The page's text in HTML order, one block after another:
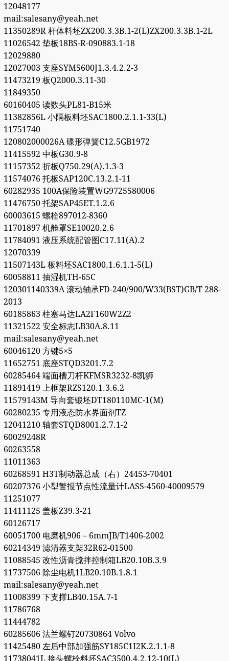
12048177
mail:salesany@yeah.net
11350289R 杆体料坯ZX200.3.3B.1-2(L)ZX200.3.3B.1-2L
11026542 垫板18BS-R-090883.1-18
12029880
12027003 支座SYM5600J1.3.4.2.2-3
11473219 板Q2000.3.11-30
11849350
60160405 读数头PL81-B15米
11382856L 小隔板料坯SAC1800.2.1.1-33(L)
11751740
120802000026A 碟形弹簧C12.5GB1972
11415592 中板G30.9-8
11157352 折板Q750.29(A).1.3-3
11574076 托板SAP120C.13.2.1-11
60282935 100A保险装置WG9725580006
11476750 托架SAP45ET.1.2.6
60003615 螺栓897012-8360
11701897 机舱罩SE10020.2.6
11784091 液压系统配管图C17.11(A).2
12070339
11507143L 板料坯SAC1800.1.6.1.1-5(L)
60058811 抽湿机TH-65C
120301140339A 滚动轴承FD-240/900/W33(BST)GB/T 288-
2013
60185863 柱塞马达LA2F160W2Z2
11321522 安全标志LB30A.8.11
mail:salesany@yeah.net
60046120 方键5×5
11652751 底座STQD3201.7.2
60285464 端面槽刀杆KFMSR3232-8凯狮
11891419 上框架RZS120.1.3.6.2
11579143M 导向套锻坯DT180110MC-1(M)
60280235 专用液态防水界面剂TZ
12041210 轴套STQD8001.2.7.1-2
60029248R
60263558
11011363
60268591 H3T制动器总成（右）24453-70401
60207376 小型警报节点性流量计LASS-4560-40009579
11251077
11411125 盖板Z39.3-21
60126717
60051700 电磨机906－6mmJB/T1406-2002
60214349 滤清器支架32R62-01500
11088545 改性沥青搅拌控制箱LB20.10B.3.9
11737506 除尘电机1LB20.10B.1.8.1
mail:salesany@yeah.net
11008399 下支撑LB40.15A.7-1
11786768
11444782
60285606 法兰螺钉20730864 Volvo
11425480 左后中部加强筋SY185C1I2K.2.1.1-8
11738041L 接头螺栓料坯SAC3500.4.2.12-10(L)